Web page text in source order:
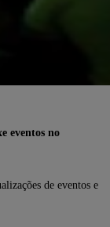
eventos no
de eventos e